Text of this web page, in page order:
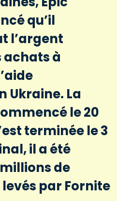
qu’il
l’argent
achats à
Ukraine. La
le 20
terminée le 3
il a été
de
par Fornite